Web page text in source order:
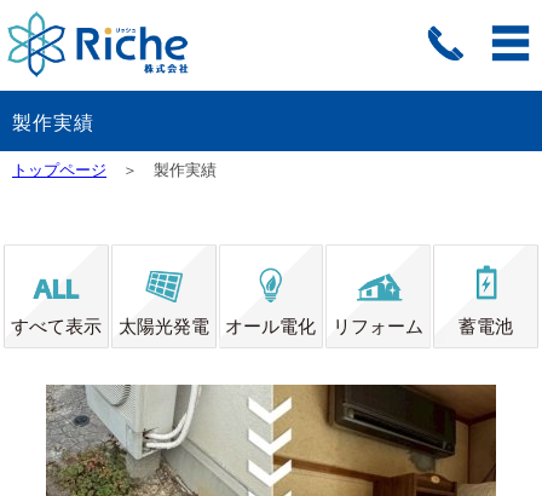
製作実績
トップページ ＞ 製作実績
すべて表示 太陽光発電 オール電化 リフォーム 蓄電池